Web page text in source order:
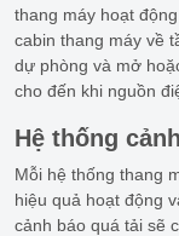
thang máy hoạt
cabin thang máy về
dự phòng và mở
cho đến khi nguồn
Hệ thống
Mỗi hệ thống thang
hiệu quả hoạt động
cảnh báo quá tải sẽ